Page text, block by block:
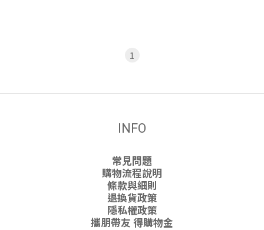
1
INFO
常見問題
購物流程說明
條款與細則
退換貨政策
隱私權政策
攜朋帶友 得購物金